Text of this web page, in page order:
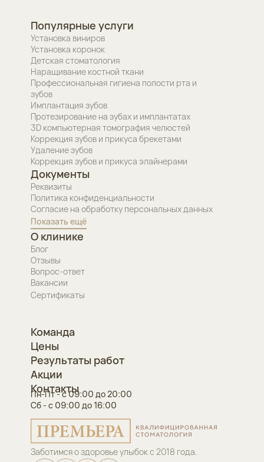
Заботимся о здоровье улыбок с 2018 года.
Популярные услуги
Установка виниров
Установка коронок
Детская стоматология
Наращивание костной ткани
Профессиональная гигиена полости рта и
зубов
Имплантация зубов
Протезирование на зубах и имплантатах
3D компьютерная томография челюстей
Коррекция зубов и прикуса брекетами
Удаление зубов
Коррекция зубов и прикуса элайнерами
Документы
Реквизиты
Политика конфиденциальности
Согласие на обработку персональных данных
Показать ещё
О клинике
Блог
Отзывы
Вопрос-ответ
Вакансии
Сертификаты
Команда
Цены
Результаты работ
Акции
Контакты
Пн-Пт - с 09:00 до 20:00
Сб - с 09:00 до 16:00